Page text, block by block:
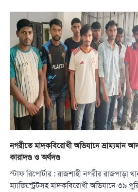
নগরীতে মাদকবিরোধী অভিযানে ভ্রাম্যমান
কারাদণ্ড ও অর্থদণ্ড
স্টাফ রিপোর্টার : রাজশাহী নগরীর রাজপাড়া
ম্যাজিস্ট্রেটসহ মাদকবিরোধী অভিযানে ৩৯